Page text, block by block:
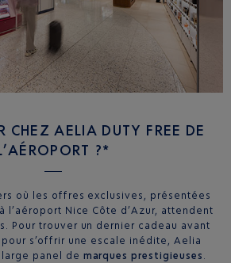
CHEZ AELIA DUTY FREE DE
?*
où les offres exclusives, présentées
l’aéroport Nice Côte d’Azur, attendent
Pour trouver un dernier cadeau avant
s’offrir une escale inédite, Aelia
panel de marques prestigieuses .